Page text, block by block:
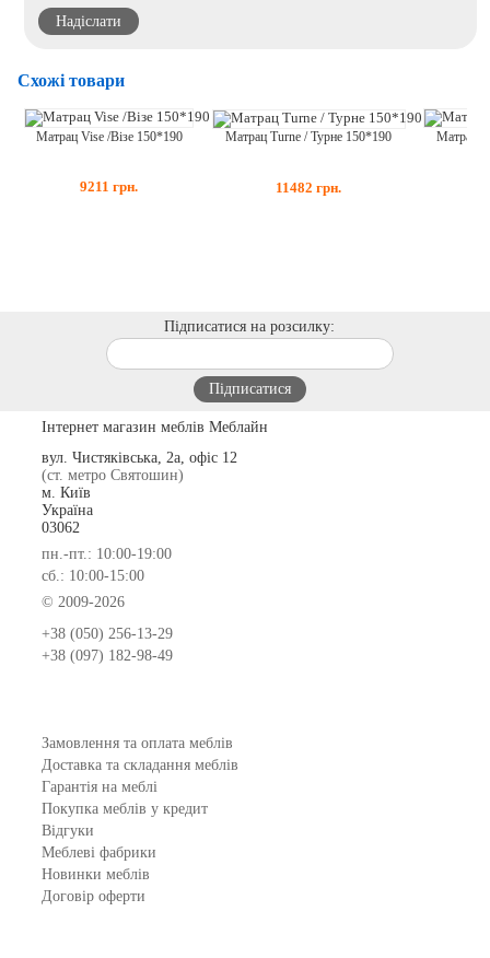
Схожі товари
Матрац Vise /Візе 150*190
9211 грн.
Матрац Turne / Турне 150*190
11482 грн.
Матрац
Підписатися на розсилку:
Інтернет магазин меблів Меблайн
вул. Чистяківська, 2а, офіс 12
(ст. метро Святошин)
м. Київ
Україна
03062
пн.-пт.: 10:00-19:00
сб.: 10:00-15:00
© 2009-2026
+38 (050) 256-13-29
+38 (097) 182-98-49
Замовлення та оплата меблів
Доставка та складання меблів
Гарантія на меблі
Покупка меблів у кредит
Відгуки
Меблеві фабрики
Новинки меблів
Договір оферти